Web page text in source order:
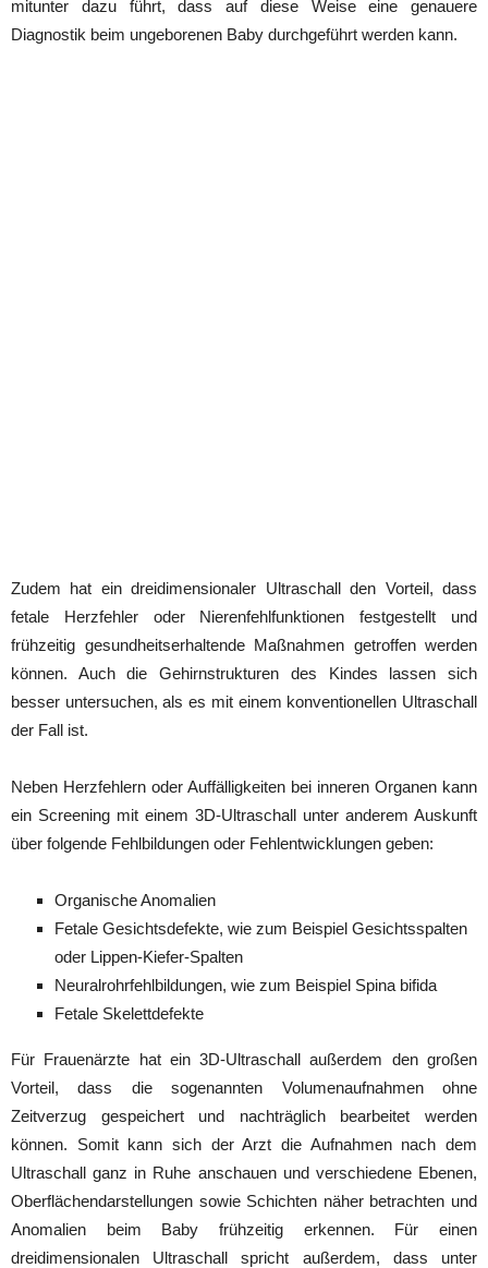
mitunter dazu führt, dass auf diese Weise eine genauere
Diagnostik beim ungeborenen Baby durchgeführt werden kann.
Zudem hat ein dreidimensionaler Ultraschall den Vorteil, dass
fetale Herzfehler oder Nierenfehlfunktionen festgestellt und
frühzeitig gesundheitserhaltende Maßnahmen getroffen werden
können. Auch die Gehirnstrukturen des Kindes lassen sich
besser untersuchen, als es mit einem konventionellen Ultraschall
der Fall ist.
Neben Herzfehlern oder Auffälligkeiten bei inneren Organen kann
ein Screening mit einem 3D-Ultraschall unter anderem Auskunft
über folgende Fehlbildungen oder Fehlentwicklungen geben:
Organische Anomalien
Fetale Gesichtsdefekte, wie zum Beispiel Gesichtsspalten
oder Lippen-Kiefer-Spalten
Neuralrohrfehlbildungen, wie zum Beispiel Spina bifida
Fetale Skelettdefekte
Für Frauenärzte hat ein 3D-Ultraschall außerdem den großen
Vorteil, dass die sogenannten Volumenaufnahmen ohne
Zeitverzug gespeichert und nachträglich bearbeitet werden
können. Somit kann sich der Arzt die Aufnahmen nach dem
Ultraschall ganz in Ruhe anschauen und verschiedene Ebenen,
Oberflächendarstellungen sowie Schichten näher betrachten und
Anomalien beim Baby frühzeitig erkennen. Für einen
dreidimensionalen Ultraschall spricht außerdem, dass unter